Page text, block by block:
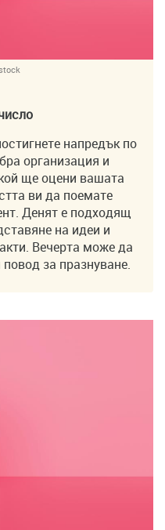
напредък по
организация и
ще оцени вашата
ви да поемате
Денят е подходящ
на идеи и
Вечерта може да
за празнуване.